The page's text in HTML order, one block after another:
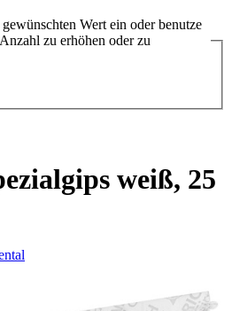
Wert ein oder benutze
zu erhöhen oder zu
weiß, 25